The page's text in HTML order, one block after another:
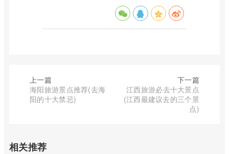
上一篇
海阳旅游景点推荐(去海
阳的十大禁忌)
下一篇
江西旅游必去十大景点
(江西最建议去的三个景
点)
相关推荐